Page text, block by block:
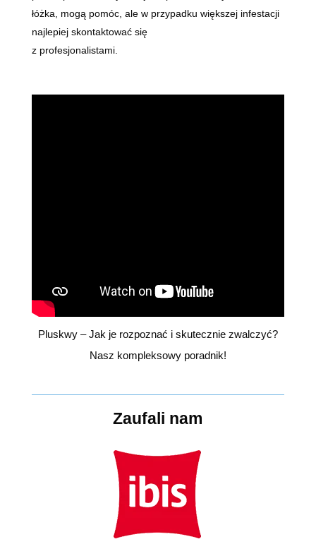
łóżka, mogą pomóc, ale w przypadku większej infestacji
najlepiej skontaktować się
z profesjonalistami.
Pluskwy – Jak je rozpoznać i skutecznie zwalczyć?
Nasz kompleksowy poradnik!
Zaufali nam